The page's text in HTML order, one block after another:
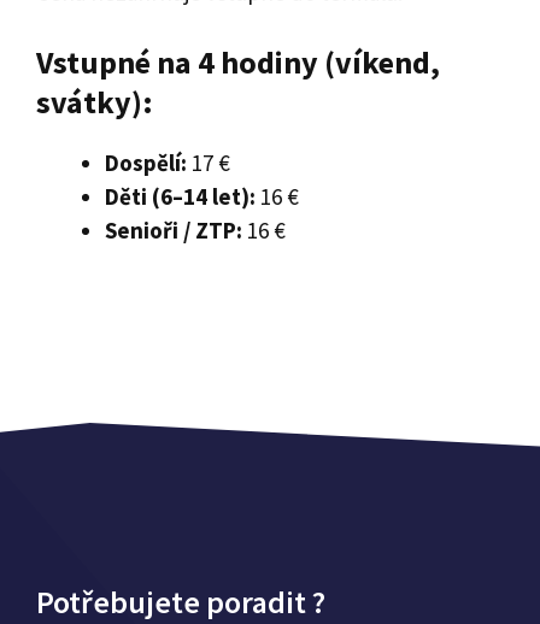
Vstupné na 4 hodiny (víkend,
svátky):
Dospělí: 17 €
Děti (6–14 let): 16 €
Senioři / ZTP: 16 €
Potřebujete poradit ?